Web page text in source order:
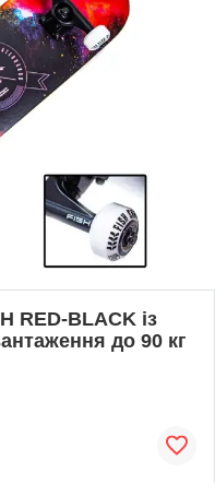
RED-BLACK із
до 90 кг